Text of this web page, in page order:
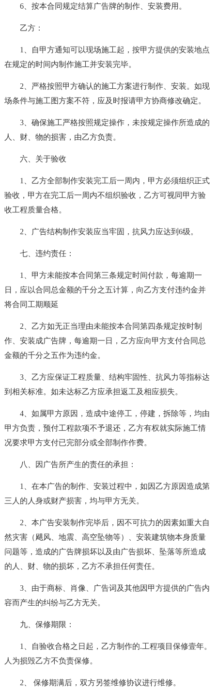
6、按本合同规定结算广告牌的制作、安装费用。
乙方：
1、自甲方通知可以现场施工起，按甲方提供的安装地点
在规定的时间内制作施工并安装完毕。
2、严格按照甲方确认的施工方案进行制作、安装。如现
场条件与施工图方案不符，应及时报请甲方协商修改确定。
3、确保施工严格按照规定操作，未按规定操作所造成的
人、财、物的损害，由乙方负责。
六、关于验收
1、乙方全部制作安装完工后一周内，甲方必须组织正式
验收，甲方在完工后一周内不组织验收，乙方可视同甲方验
收工程质量合格。
2、广告结构制作安装应当牢固，抗风力应达到6级。
七、违约责任：
1、甲方未能按本合同第三条规定时间付款，每逾期一
日，应以合同总金额的千分之五计算，向乙方支付违约金并
将合同工期顺延
2、乙方如无正当理由未能按本合同第四条规定按时制
作、安装成广告牌，每逾期一日，乙方应向甲方支付合同总
金额的千分之五作为违约金。
3、乙方应保证工程质量、结构牢固性、抗风力等指标达
到相关标准。如未达标乙方应承担返工及相应损失。
4、如属甲方原因，造成中途停工，停建，拆除等，均由
甲方负责，预付工程款项不予退还，乙方有权就实际施工情
况要求甲方支付已完部分或全部制作作费。
八、因广告所产生的责任的承担：
1、在本广告的制作、安装过程中，如因乙方原因造成第
三人的人身或财产损害，均与甲方无关。
2、本广告安装制作完毕后，因不可抗力的因素如重大自
然灾害（飓风、地震、高空坠物等）、安装建筑物本身质量
问题等，造成的广告牌损坏以及由广告损坏、坠落等所造成
的人、财、物的损坏，乙方不承担任何责任。
3、由于商标、肖像、广告词及其他因甲方提供的广告内
容而产生的纠纷与乙方无关。
九、保修期限：
1、自验收合格之日起，乙方制作的.工程项目保修壹年。
人为损毁乙方不负责保修。
2、 保修期满后，双方另签维修协议进行维修。